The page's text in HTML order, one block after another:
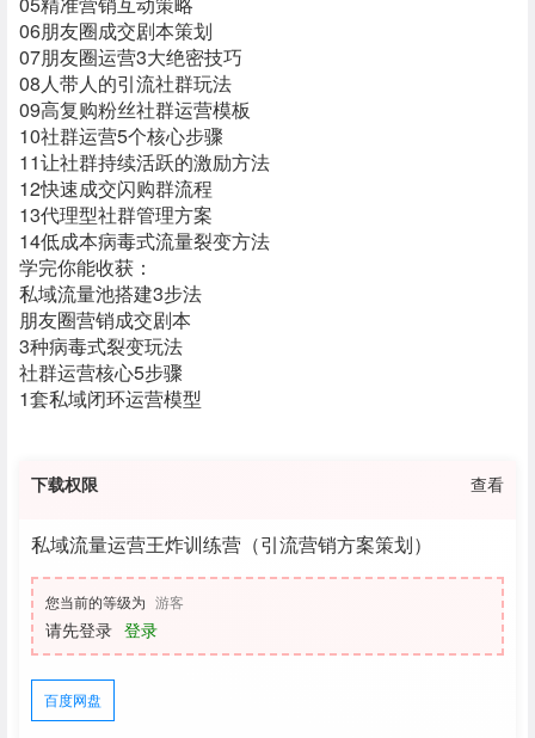
06朋友圈成交剧本策划
07朋友圈运营3大绝密技巧
08人带人的引流社群玩法
09高复购粉丝社群运营模板
10社群运营5个核心步骤
11让社群持续活跃的激励方法
12快速成交闪购群流程
13代理型社群管理方案
14低成本病毒式流量裂变方法
学完你能收获：
私域流量池搭建3步法
朋友圈营销成交剧本
3种病毒式裂变玩法
社群运营核心5步骤
1套私域闭环运营模型
下载权限 查看
私域流量运营王炸训练营（引流营销方案策划）
您当前的等级为 游客
请先登录 登录
百度网盘